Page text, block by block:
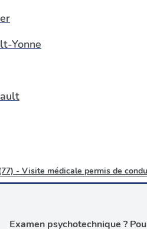
Yonne
- Visite médicale permis de
Examen psychotechnique ?